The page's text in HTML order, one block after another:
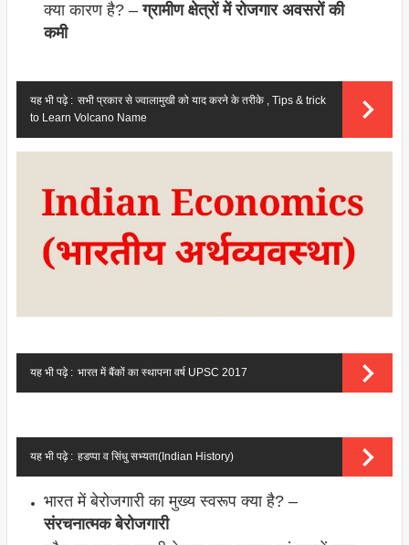
क्या कारण है? –ग्रामीण क्षेत्रों में रोजगार अवसरों की
कमी
यह भी पढ़े : सभी प्रकार से ज्वालामुखी को याद करने के तरीके , Tips & trick
to Learn Volcano Name
यह भी पढ़े : भारत में बैंकों का स्थापना वर्ष UPSC 2017
यह भी पढ़े : हडप्पा व सिंधु सभ्यता(Indian History)
भारत में बेरोजगारी का मुख्य स्वरूप क्या है? –
संरचनात्मक बेरोजगारी